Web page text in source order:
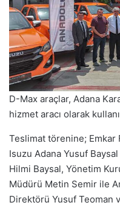
D-Max araçlar, Adana
hizmet aracı olarak
Teslimat törenine; Emkar
Isuzu Adana Yusuf
Hilmi Baysal, Yönetim
Müdürü Metin Semir ile
Direktörü Yusuf Teoman